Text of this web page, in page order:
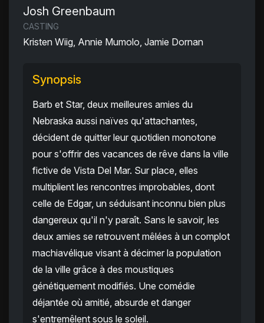
Josh Greenbaum
CASTING
Kristen Wiig, Annie Mumolo, Jamie Dornan
Synopsis
Barb et Star, deux meilleures amies du
Nebraska aussi naïves qu'attachantes,
décident de quitter leur quotidien monotone
pour s'offrir des vacances de rêve dans la ville
fictive de Vista Del Mar. Sur place, elles
multiplient les rencontres improbables, dont
celle de Edgar, un séduisant inconnu bien plus
dangereux qu'il n'y paraît. Sans le savoir, les
deux amies se retrouvent mêlées à un complot
machiavélique visant à décimer la population
de la ville grâce à des moustiques
génétiquement modifiés. Une comédie
déjantée où amitié, absurde et danger
s'entremêlent sous le soleil.